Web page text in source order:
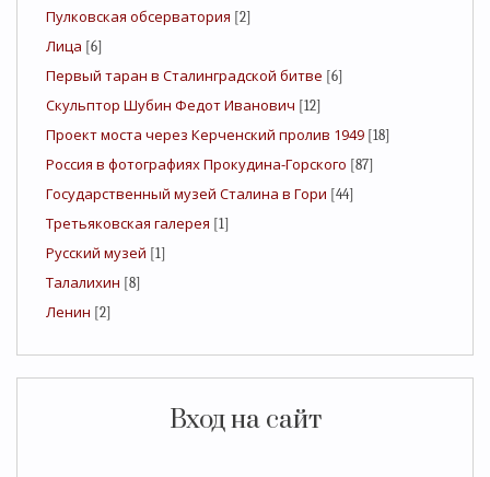
Пулковская обсерватория [2]
Лица [6]
Первый таран в Сталинградской битве [6]
Скульптор Шубин Федот Иванович [12]
Проект моста через Керченский пролив 1949 [18]
Россия в фотографиях Прокудина-Горского [87]
Государственный музей Сталина в Гори [44]
Третьяковская галерея [1]
Русский музей [1]
Талалихин [8]
Ленин [2]
Вход на сайт